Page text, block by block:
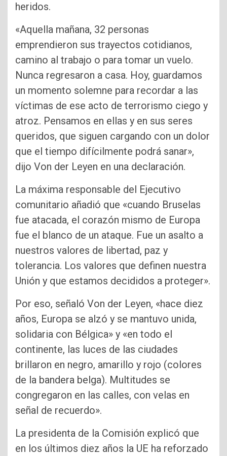
heridos.
«Aquella mañana, 32 personas
emprendieron sus trayectos cotidianos,
camino al trabajo o para tomar un vuelo.
Nunca regresaron a casa. Hoy, guardamos
un momento solemne para recordar a las
víctimas de ese acto de terrorismo ciego y
atroz. Pensamos en ellas y en sus seres
queridos, que siguen cargando con un dolor
que el tiempo difícilmente podrá sanar»,
dijo Von der Leyen en una declaración.
La máxima responsable del Ejecutivo
comunitario añadió que «cuando Bruselas
fue atacada, el corazón mismo de Europa
fue el blanco de un ataque. Fue un asalto a
nuestros valores de libertad, paz y
tolerancia. Los valores que definen nuestra
Unión y que estamos decididos a proteger».
Por eso, señaló Von der Leyen, «hace diez
años, Europa se alzó y se mantuvo unida,
solidaria con Bélgica» y «en todo el
continente, las luces de las ciudades
brillaron en negro, amarillo y rojo (colores
de la bandera belga). Multitudes se
congregaron en las calles, con velas en
señal de recuerdo».
La presidenta de la Comisión explicó que
en los últimos diez años la UE ha reforzado